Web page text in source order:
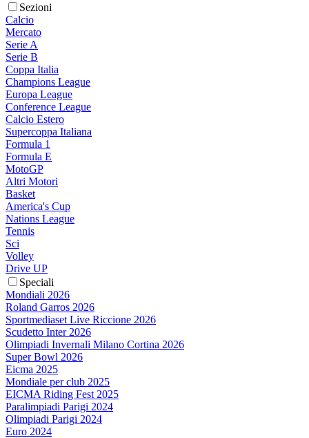
Sezioni
Calcio
Mercato
Serie A
Serie B
Coppa Italia
Champions League
Europa League
Conference League
Calcio Estero
Supercoppa Italiana
Formula 1
Formula E
MotoGP
Altri Motori
Basket
America's Cup
Nations League
Tennis
Sci
Volley
Drive UP
Speciali
Mondiali 2026
Roland Garros 2026
Sportmediaset Live Riccione 2026
Scudetto Inter 2026
Olimpiadi Invernali Milano Cortina 2026
Super Bowl 2026
Eicma 2025
Mondiale per club 2025
EICMA Riding Fest 2025
Paralimpiadi Parigi 2024
Olimpiadi Parigi 2024
Euro 2024